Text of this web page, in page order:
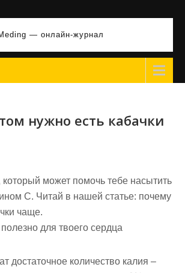
— онлайн-журнал
нужно есть кабачки
может помочь тебе насытить
С. Читай в нашей статье: почему
чаще.
для твоего сердца
достаточное количество калия –